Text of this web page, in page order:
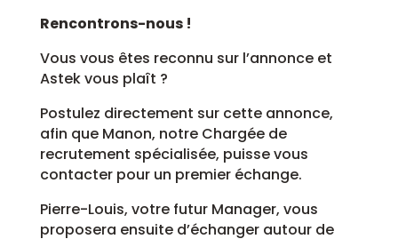
Rencontrons-nous !
Vous vous êtes reconnu sur l’annonce et
Astek vous plaît ?
Postulez directement sur cette annonce,
afin que Manon, notre Chargée de
recrutement spécialisée, puisse vous
contacter pour un premier échange.
Pierre-Louis, votre futur Manager, vous
proposera ensuite d’échanger autour de